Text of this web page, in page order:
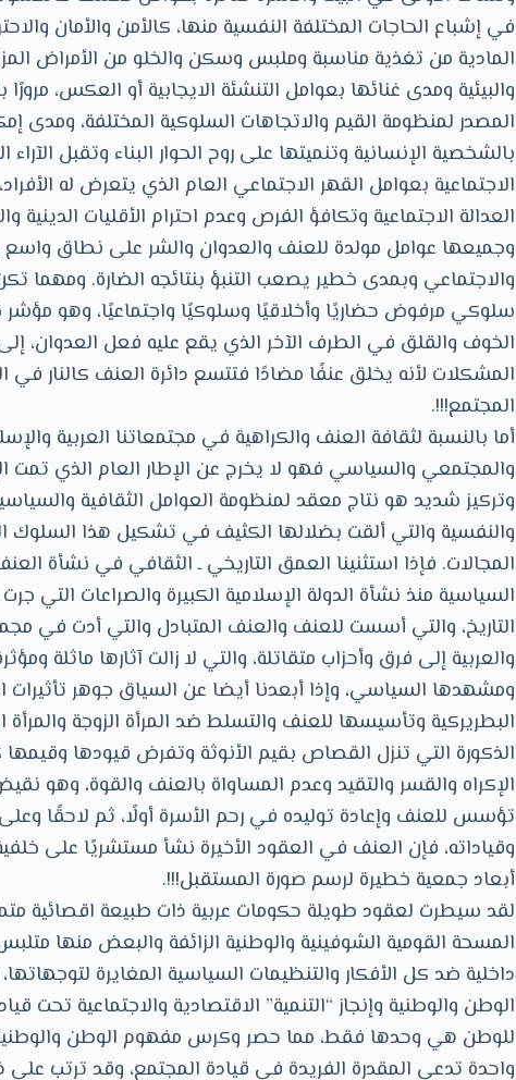
في إشباع الحاجات المختلفة النفسية منها، كالأمن والأمان
المادية من تغذية مناسبة وملبس وسكن والخلو من الأمراض
والبيئية ومدى غنائها بعوامل التنشئة الايجابية أو العكس، مرورًا
المصدر لمنظومة القيم والاتجاهات السلوكية المختلفة، ومدى
بالشخصية الإنسانية وتنميتها على روح الحوار البناء وتقبل الآراء
الاجتماعية بعوامل القهر الاجتماعي العام الذي يتعرض له
العدالة الاجتماعية وتكافؤ الفرص وعدم احترام الأقليات الدينية
وجميعها عوامل مولدة للعنف والعدوان والشر على نطاق
والاجتماعي وبمدى خطير يصعب التنبؤ بنتائجه الضارة.
سلوكي مرفوض حضاريًا وأخلاقيًا وسلوكيًا واجتماعيًا، وهو مؤشر
الخوف والقلق في الطرف الآخر الذي يقع عليه فعل العدوان،
المشكلات لأنه يخلق عنفًا مضادًا فتتسع دائرة العنف كالنار
المجتمع!!!.
أما بالنسبة لثقافة العنف والكراهية في مجتمعاتنا العربية
والمجتمعي والسياسي فهو لا يخرج عن الإطار العام الذي تمت
وتركيز شديد هو نتاج معقد لمنظومة العوامل الثقافية
والنفسية والتي ألقت بضلالها الكثيف في تشكيل هذا
المجالات. فإذا استثنينا العمق التاريخي ـ الثقافي في نشأة
السياسية منذ نشأة الدولة الإسلامية الكبيرة والصراعات التي
التاريخ، والتي أسست للعنف والعنف المتبادل والتي أدت في
والعربية إلى فرق وأحزاب متقاتلة، والتي لا زالت آثارها ماثلة
ومشهدها السياسي، وإذا أبعدنا أيضا عن السياق جوهر تأثيرات
البطريركية وتأسيسها للعنف والتسلط ضد المرأة الزوجة والمرأة
الذكورة التي تنزل القصاص بقيم الأنوثة وتفرض قيودها
الإكراه والقسر والتقيد وعدم المساواة بالعنف والقوة، وهو
تؤسس للعنف وإعادة توليده في رحم الأسرة أولًا، ثم لاحقًا
وقياداته، فإن العنف في العقود الأخيرة نشأ مستشريًا على
أبعاد جمعية خطيرة لرسم صورة المستقبل!!!.
لقد سيطرت لعقود طويلة حكومات عربية ذات طبيعة اقصائية
المسحة القومية الشوفينية والوطنية الزائفة والبعض منها
داخلية ضد كل الأفكار والتنظيمات السياسية المغايرة
الوطن والوطنية وإنجاز “التنمية” الاقتصادية والاجتماعية تحت
للوطن هي وحدها فقط، مما حصر وكرس مفهوم الوطن والوطنية
واحدة تدعي المقدرة الفريدة في قيادة المجتمع، وقد ترتب على